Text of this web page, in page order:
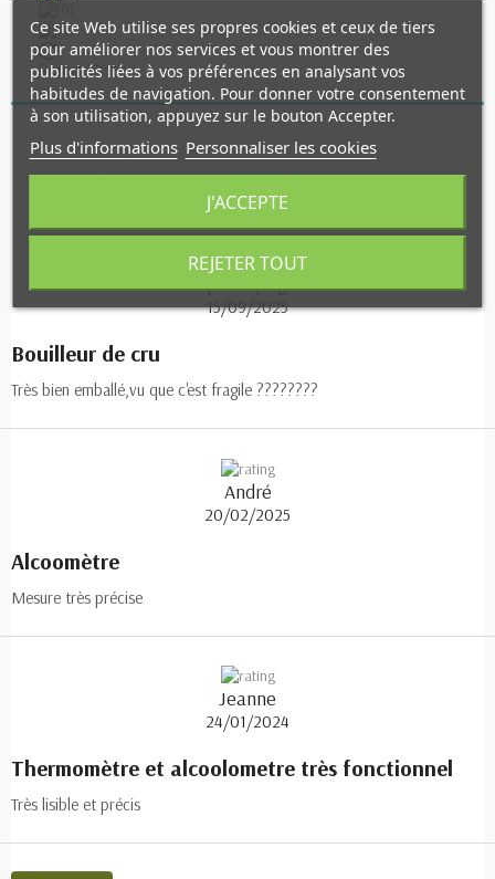
(0)
Réinitialiser
Soupe à l\'oignon
15/09/2025
Bouilleur de cru
Très bien emballé,vu que c'est fragile ????????
André
20/02/2025
Alcoomètre
Mesure très précise
Jeanne
24/01/2024
Thermomètre et alcoolometre très fonctionnel
Très lisible et précis
Ce site Web utilise ses propres cookies et ceux de tiers
pour améliorer nos services et vous montrer des
publicités liées à vos préférences en analysant vos
habitudes de navigation. Pour donner votre consentement
à son utilisation, appuyez sur le bouton Accepter.
Plus d'informations Personnaliser les cookies
REJETER TOUT
J'ACCEPTE